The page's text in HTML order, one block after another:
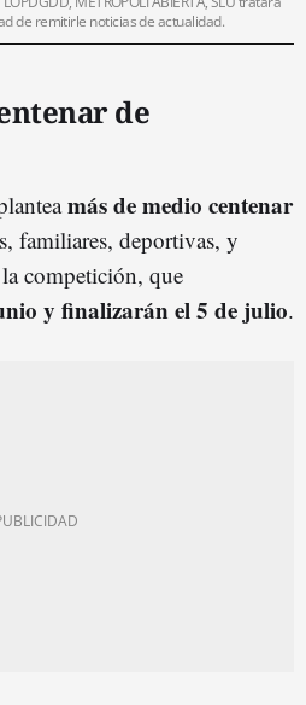
de remitirle noticias de actualidad.
de
más de medio centenar
familiares, deportivas, y
competición, que
y finalizarán el 5 de julio.